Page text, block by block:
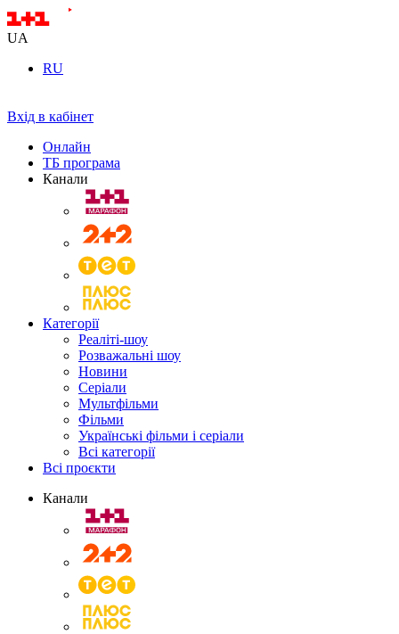
UA
RU
Вхід в кабінет
Онлайн
ТБ програма
Канали
Категорії
Реаліті-шоу
Розважальні шоу
Новини
Серіали
Мультфільми
Фільми
Українські фільми і серіали
Всі категорії
Всі проєкти
Канали